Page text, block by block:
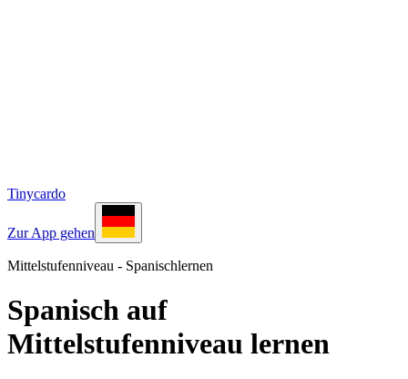
Tinycardo
Zur App gehen
Mittelstufenniveau - Spanischlernen
Spanisch auf
Mittelstufenniveau lernen